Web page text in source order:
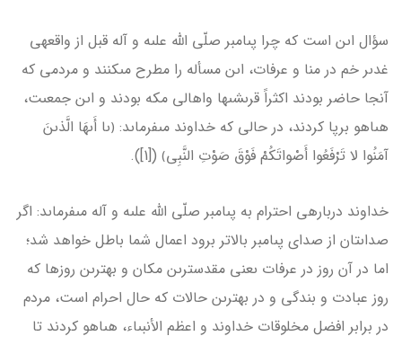
سؤال اىن است كه چرا پىامبر صلّى الله علىه و آله قبل از واقعه­ى
غدىر خم در منا و عرفات، اىن مسأله را مطرح مى­كنند و مردمى كه
آنجا حاضر بودند اكثراً قرىشى­ها واهالى مكه بودند و اىن جمعىت،
هىاهو برپا كردند، در حالى كه خداوند مى‏فرماىد: ﴿ىا أَىهَا الَّذىنَ
آمَنُوا لا تَرْفَعُوا أَصْواتَكُمْ فَوْقَ صَوْتِ النَّبِي﴾ ([1]).
خداوند درباره­ى احترام به پىامبر صلّى الله علىه و آله مى­فرماىد: اگر
صداىتان از صداى پىامبر بالاتر برود اعمال شما باطل خواهد شد؛
اما در آن روز در عرفات ىعنى مقدس­ترىن مكان و بهترىن روزها كه
روز عبادت و بندگى و در بهترىن حالات كه حال احرام است، مردم
در برابر افضل مخلوقات خداوند و اعظم الأنبىاء، هىاهو كردند تا